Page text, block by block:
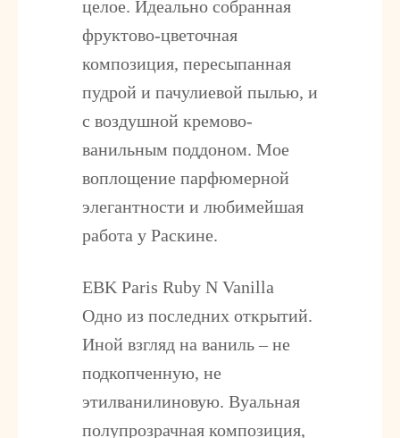
целое. Идеально собранная
фруктово-цветочная
композиция, пересыпанная
пудрой и пачулиевой пылью, и
с воздушной кремово-
ванильным поддоном. Мое
воплощение парфюмерной
элегантности и любимейшая
работа у Раскине.
EBK Paris Ruby N Vanilla
Одно из последних открытий.
Иной взгляд на ваниль – не
подкопченную, не
этилванилиновую. Вуальная
полупрозрачная композиция,